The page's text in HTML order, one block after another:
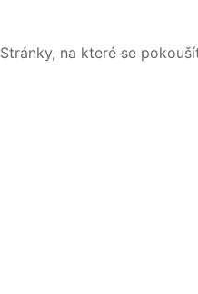
Stránky, na které se